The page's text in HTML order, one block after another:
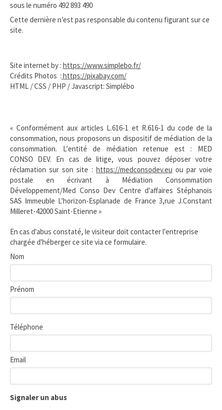
sous le numéro 492 893 490
Cette dernière n’est pas responsable du contenu figurant sur ce
site.
Site internet by : https://www.simplebo.fr/
Crédits Photos : https://pixabay.com/​
HTML / CSS / PHP / Javascript: Simplébo
« Conformément aux articles L.616-1 et R.616-1 du code de la
consommation, nous proposons un dispositif de médiation de la
consommation. L'entité de médiation retenue est : MED
CONSO DEV. En cas de litige, vous pouvez déposer votre
réclamation sur son site : https://medconsodev.eu ou par voie
postale en écrivant à Médiation Consommation
Développement/Med Conso Dev Centre d'affaires Stéphanois
SAS Immeuble L'horizon-Esplanade de France 3,rue J.Constant
Milleret-42000 Saint-Etienne »
En cas d'abus constaté, le visiteur doit contacter l'entreprise
chargée d'héberger ce site via ce formulaire.
Nom
Prénom
Téléphone
Email
Signaler un abus